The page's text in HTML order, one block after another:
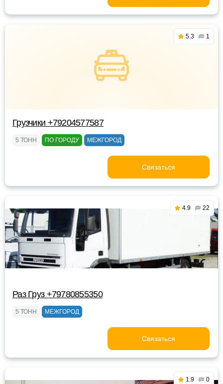
5.3 1
Грузчики +79204577587
5 ТОНН ПО ГОРОДУ МЕЖГОРОД
Связаться
4.9 22
Раз Груз +79780855350
5 ТОНН МЕЖГОРОД
Связаться
1.9 0